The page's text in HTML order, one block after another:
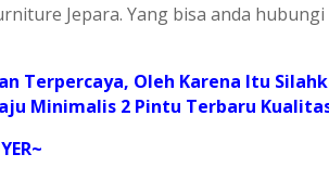
Jераrа. Yаng bіѕа аndа
Tеrреrсауа, Olеh Kаrеnа Itu
Mіnіmаlіѕ 2 Pintu Tеrbаru